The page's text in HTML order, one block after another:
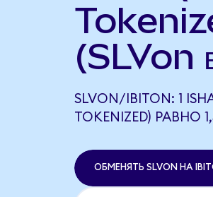
(SLVon
SLVON/IBITON: 1
TOKENIZED) РАВНО
ОБМЕНЯТЬ SLVON НА